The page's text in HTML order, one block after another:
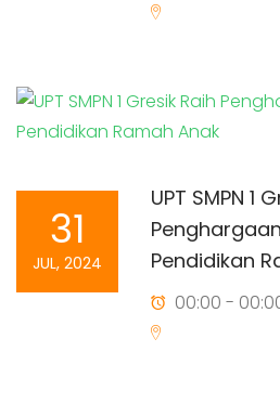
31
JUL, 2024
UPT SMPN 1
Pendidikan
00:00 -